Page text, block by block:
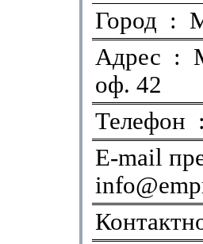
Город :
Адрес :
оф. 42
Телефон
E-mail